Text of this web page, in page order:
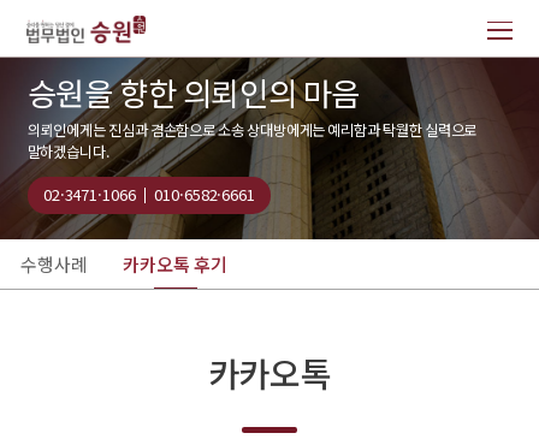
승원을 향한 의뢰인의 마음
의뢰인에게는 진심과 겸손함으로 소송 상대방에게는 예리함과 탁월한 실력으로
말하겠습니다.
02·3471·1066 010·6582·6661
수행사례 카카오톡 후기
카카오톡